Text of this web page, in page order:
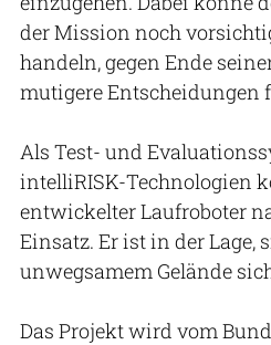
der Mission noch
handeln, gegen Ende
mutigere Entscheidungen
Als Test- und
intelliRISK-Technologien
entwickelter Laufroboter
Einsatz. Er ist in der Lage,
unwegsamem Gelände
Das Projekt wird vom